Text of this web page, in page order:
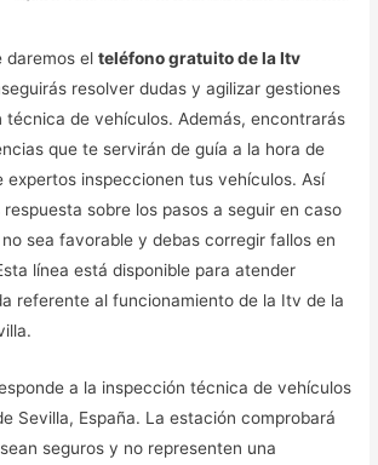
daremos elteléfono gratuito de la Itv
resolver dudas y agilizar gestiones
técnica de vehículos. Además, encontrarás
que te servirán de guía a la hora de
expertos inspeccionen tus vehículos. Así
sobre los pasos a seguir en caso
sea favorable y debas corregir fallos en
línea está disponible para atender
referente al funcionamiento de la Itv de la
a la inspección técnica de vehículos
Sevilla, España. La estación comprobará
seguros y no representen una